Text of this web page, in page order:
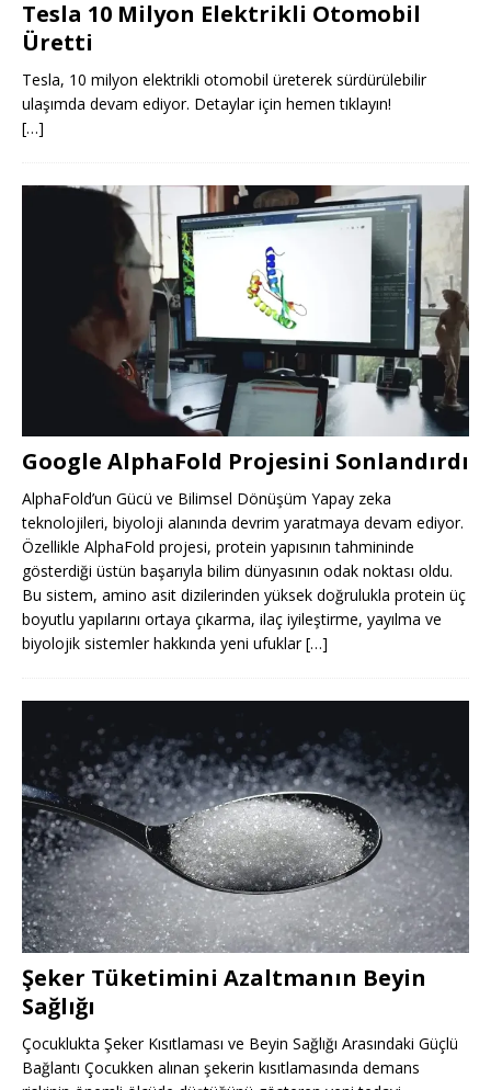
Tesla 10 Milyon Elektrikli Otomobil
Üretti
Tesla, 10 milyon elektrikli otomobil üreterek sürdürülebilir
ulaşımda devam ediyor. Detaylar için hemen tıklayın!
[…]
Google AlphaFold Projesini Sonlandırdı
AlphaFold’un Gücü ve Bilimsel Dönüşüm Yapay zeka
teknolojileri, biyoloji alanında devrim yaratmaya devam ediyor.
Özellikle AlphaFold projesi, protein yapısının tahmininde
gösterdiği üstün başarıyla bilim dünyasının odak noktası oldu.
Bu sistem, amino asit dizilerinden yüksek doğrulukla protein üç
boyutlu yapılarını ortaya çıkarma, ilaç iyileştirme, yayılma ve
biyolojik sistemler hakkında yeni ufuklar[…]
Şeker Tüketimini Azaltmanın Beyin
Sağlığı
Çocuklukta Şeker Kısıtlaması ve Beyin Sağlığı Arasındaki Güçlü
Bağlantı Çocukken alınan şekerin kısıtlamasında demans